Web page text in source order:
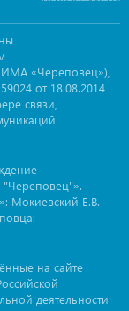
«Череповец»),
от 18.08.2014
связи,
Мокиевский Е.В.
на сайте
деятельности